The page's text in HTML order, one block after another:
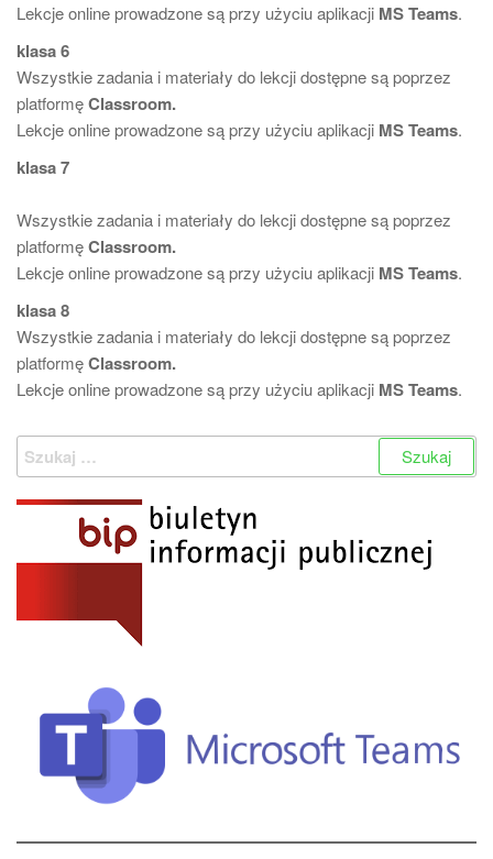
Lekcje online prowadzone są przy użyciu aplikacji MS Teams.
klasa 6
Wszystkie zadania i materiały do lekcji dostępne są poprzez
platformęClassroom.
Lekcje online prowadzone są przy użyciu aplikacji MS Teams.
klasa 7
Wszystkie zadania i materiały do lekcji dostępne są poprzez
platformęClassroom.
Lekcje online prowadzone są przy użyciu aplikacji MS Teams.
klasa 8
Wszystkie zadania i materiały do lekcji dostępne są poprzez
platformęClassroom.
Lekcje online prowadzone są przy użyciu aplikacji MS Teams.
Szukaj: